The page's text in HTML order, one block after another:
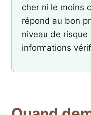
cher ni le moins
répond au bon
niveau de
informations